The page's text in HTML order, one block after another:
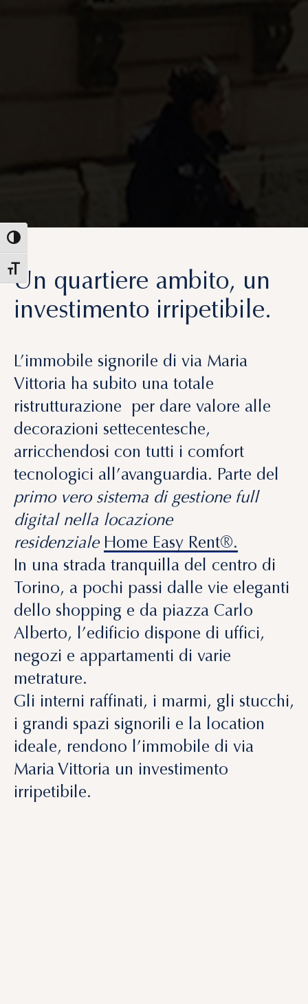
We value your privacy
Un quartiere ambito, un
investimento irripetibile.
L’immobile signorile di via Maria
Vittoria ha subito una totale
ristrutturazioneper dare valore alle
arricchendosi con tutti i comfort
tecnologici all’avanguardia. Parte del
primo vero sistema di gestione full
digital nella locazione
residenzialeHome Easy Rent®.
In una strada tranquilla del centro di
Torino, a pochi passi dalle vie eleganti
dello shopping e da piazza Carlo
Alberto, l’edificio dispone di uffici,
negozi e appartamenti di varie
metrature.
Gli interni raffinati, i marmi, gli stucchi,
i grandi spazi signorili e la location
ideale, rendono l’immobile di via
Maria Vittoria un investimento
irripetibile.